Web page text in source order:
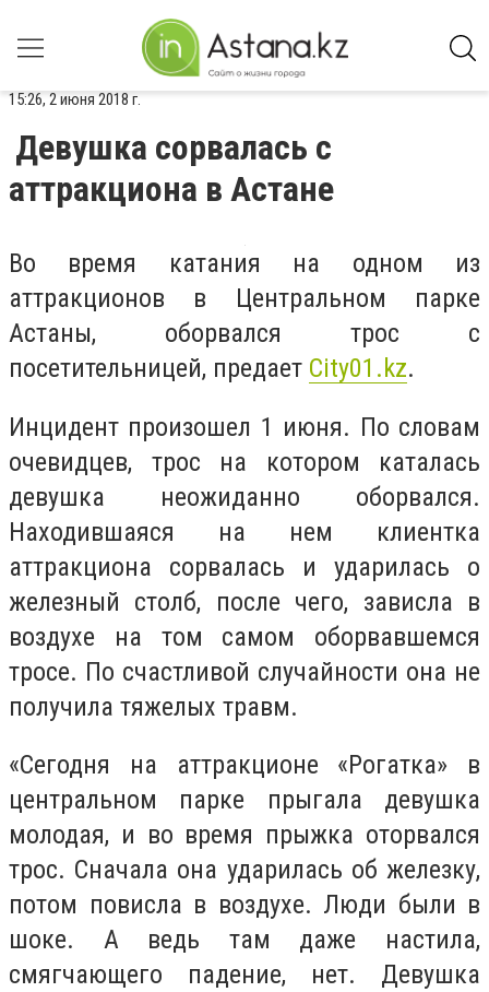
15:26, 2 июня 2018 г.
Девушка сорвалась с
аттракциона в Астане
Во время катания на одном из
аттракционов в Центральном парке
Астаны, оборвался трос с
посетительницей, предает City01.kz.
Инцидент произошел 1 июня. По словам
очевидцев, трос на котором каталась
девушка неожиданно оборвался.
Находившаяся на нем клиентка
аттракциона сорвалась и ударилась о
железный столб, после чего, зависла в
воздухе на том самом оборвавшемся
тросе. По счастливой случайности она не
получила тяжелых травм.
«Сегодня на аттракционе «Рогатка» в
центральном парке прыгала девушка
молодая, и во время прыжка оторвался
трос. Сначала она ударилась об железку,
потом повисла в воздухе. Люди были в
шоке. А ведь там даже настила,
смягчающего падение, нет. Девушка